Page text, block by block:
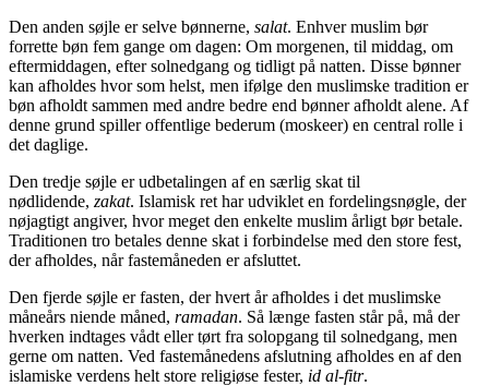
Den anden søjle er selve bønnerne, salat. Enhver muslim bør
forrette bøn fem gange om dagen: Om morgenen, til middag, om
eftermiddagen, efter solnedgang og tidligt på natten. Disse bønner
kan afholdes hvor som helst, men ifølge den muslimske tradition er
bøn afholdt sammen med andre bedre end bønner afholdt alene. Af
denne grund spiller offentlige bederum (moskeer) en central rolle i
det daglige.
Den tredje søjle er udbetalingen af en særlig skat til
nødlidende, zakat. Islamisk ret har udviklet en fordelingsnøgle, der
nøjagtigt angiver, hvor meget den enkelte muslim årligt bør betale.
Traditionen tro betales denne skat i forbindelse med den store fest,
der afholdes, når fastemåneden er afsluttet.
Den fjerde søjle er fasten, der hvert år afholdes i det muslimske
måneårs niende måned, ramadan. Så længe fasten står på, må der
hverken indtages vådt eller tørt fra solopgang til solnedgang, men
gerne om natten. Ved fastemånedens afslutning afholdes en af den
islamiske verdens helt store religiøse fester, id al-fitr.